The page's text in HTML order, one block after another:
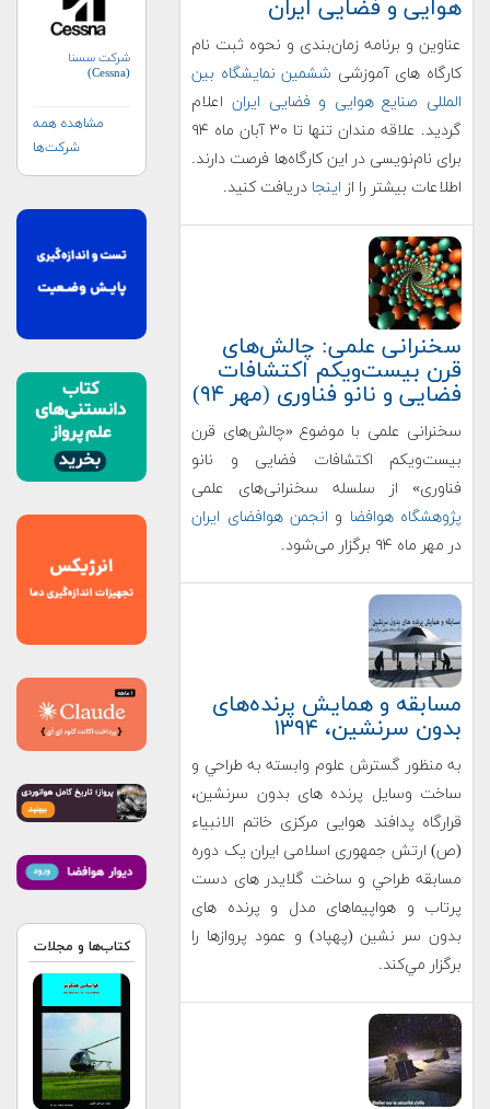
هوایی و فضایی ایران
عناوین و برنامه زمان‌بندی و نحوه ثبت نام
کارگاه های آموزشی ششمین نمایشگاه بین
المللی صنایع هوایی و فضایی ایران اعلام
گردید. علاقه مندان تنها تا ۳۰ آبان ماه ۹۴
برای نام‌نویسی در این کارگاه‌ها فرصت دارند.
اطلاعات بیشتر را از اینجا دریافت کنید.
سخنرانی علمی: چالش‌های
قرن بیست‌ویکم اکتشافات
فضایی و نانو فناوری (مهر ۹۴)
سخنرانی علمی با موضوع «چالش‌های قرن
بیست‌ویکم اکتشافات فضایی و نانو
فناوری» از سلسله سخنرانی‌های علمی
پژوهشگاه هوافضا و انجمن هوافضای ایران
در مهر ماه ۹۴ برگزار می‌شود.
مسابقه و همایش پرنده‌های
بدون سرنشین، ۱۳۹۴
به منظور گسترش علوم وابسته به طراحي و
ساخت وسايل پرنده های بدون سرنشین،
قرارگاه پدافند هوایی مرکزی خاتم الانبیاء
(ص) ارتش جمهوری اسلامی ایران يک دوره
مسابقه طراحي و ساخت گلایدر های دست
پرتاب و هواپیماهای مدل و پرنده های
بدون سر نشین (پهپاد) و عمود پروازها را
برگزار مي‌کند.
شرکت سسنا
(Cessna)
مشاهده همه
شرکت‌ها
کتاب‌ها و مجلات